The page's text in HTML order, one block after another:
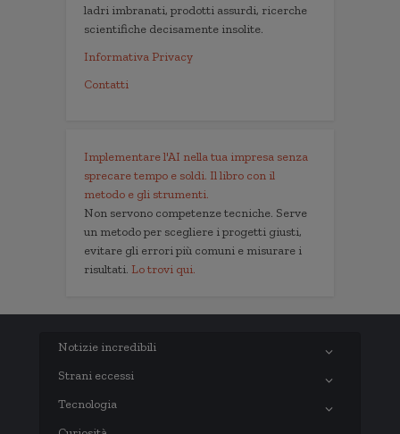
ladri imbranati, prodotti assurdi, ricerche
scientifiche decisamente insolite.
Informativa Privacy
Contatti
Implementare l'AI nella tua impresa senza
sprecare tempo e soldi. Il libro con il
metodo e gli strumenti.
Non servono competenze tecniche. Serve
un metodo per scegliere i progetti giusti,
evitare gli errori più comuni e misurare i
risultati. Lo trovi qui.
Notizie incredibili
Strani eccessi
Tecnologia